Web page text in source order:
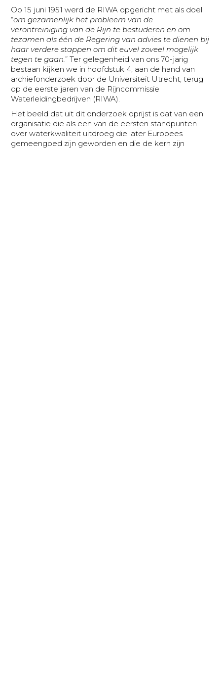
Op 15 juni 1951 werd de RIWA opgericht met als doel
“om gezamenlijk het probleem van de
verontreiniging van de Rijn te bestuderen en om
tezamen als één de Regering van advies te dienen bij
haar verdere stappen om dit euvel zoveel mogelijk
tegen te gaan. ” Ter gelegenheid van ons 70-jarig
bestaan kijken we in hoofdstuk 4, aan de hand van
archiefonderzoek door de Universiteit Utrecht, terug
op de eerste jaren van de Rijncommissie
Waterleidingbedrijven (RIWA).
Het beeld dat uit dit onderzoek oprijst is dat van een
organisatie die als een van de eersten standpunten
over waterkwaliteit uitdroeg die later Europees
gemeengoed zijn geworden en die de kern zijn